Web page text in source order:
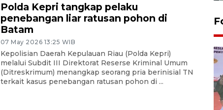
Polda Kepri tangkap pelaku
penebangan liar ratusan pohon di
Batam
07 May 2026 13:25 WIB
Kepolisian Daerah Kepulauan Riau (Polda Kepri)
melalui Subdit III Direktorat Reserse Kriminal Umum
(Ditreskrimum) menangkap seorang pria berinisial TN
terkait kasus penebangan ratusan pohon di ...